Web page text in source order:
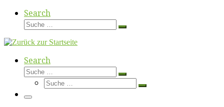
Search
Suche
Suche
Search
Suche
Suche
Suche
Suche
Menü